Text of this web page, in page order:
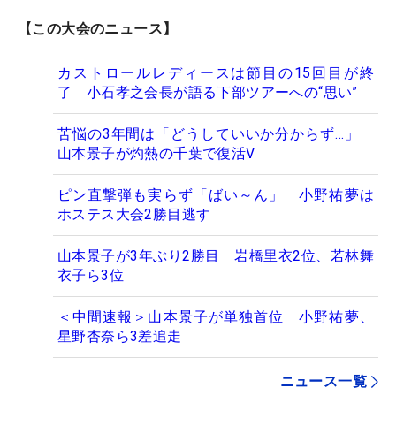
【この大会のニュース】
カストロールレディースは節目の15回目が終
了 小石孝之会長が語る下部ツアーへの“思い”
苦悩の3年間は「どうしていいか分からず…」
山本景子が灼熱の千葉で復活V
ピン直撃弾も実らず「ばい～ん」 小野祐夢は
ホステス大会2勝目逃す
山本景子が3年ぶり2勝目 岩橋里衣2位、若林舞
衣子ら3位
＜中間速報＞山本景子が単独首位 小野祐夢、
星野杏奈ら3差追走
ニュース一覧